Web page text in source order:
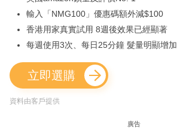
輸入「NMG100」優惠碼額外減$100
香港用家真實試用 8週後效果已經顯著
每週使用3次、每日25分鐘 髮量明顯增加
立即選購
資料由客戶提供
廣告